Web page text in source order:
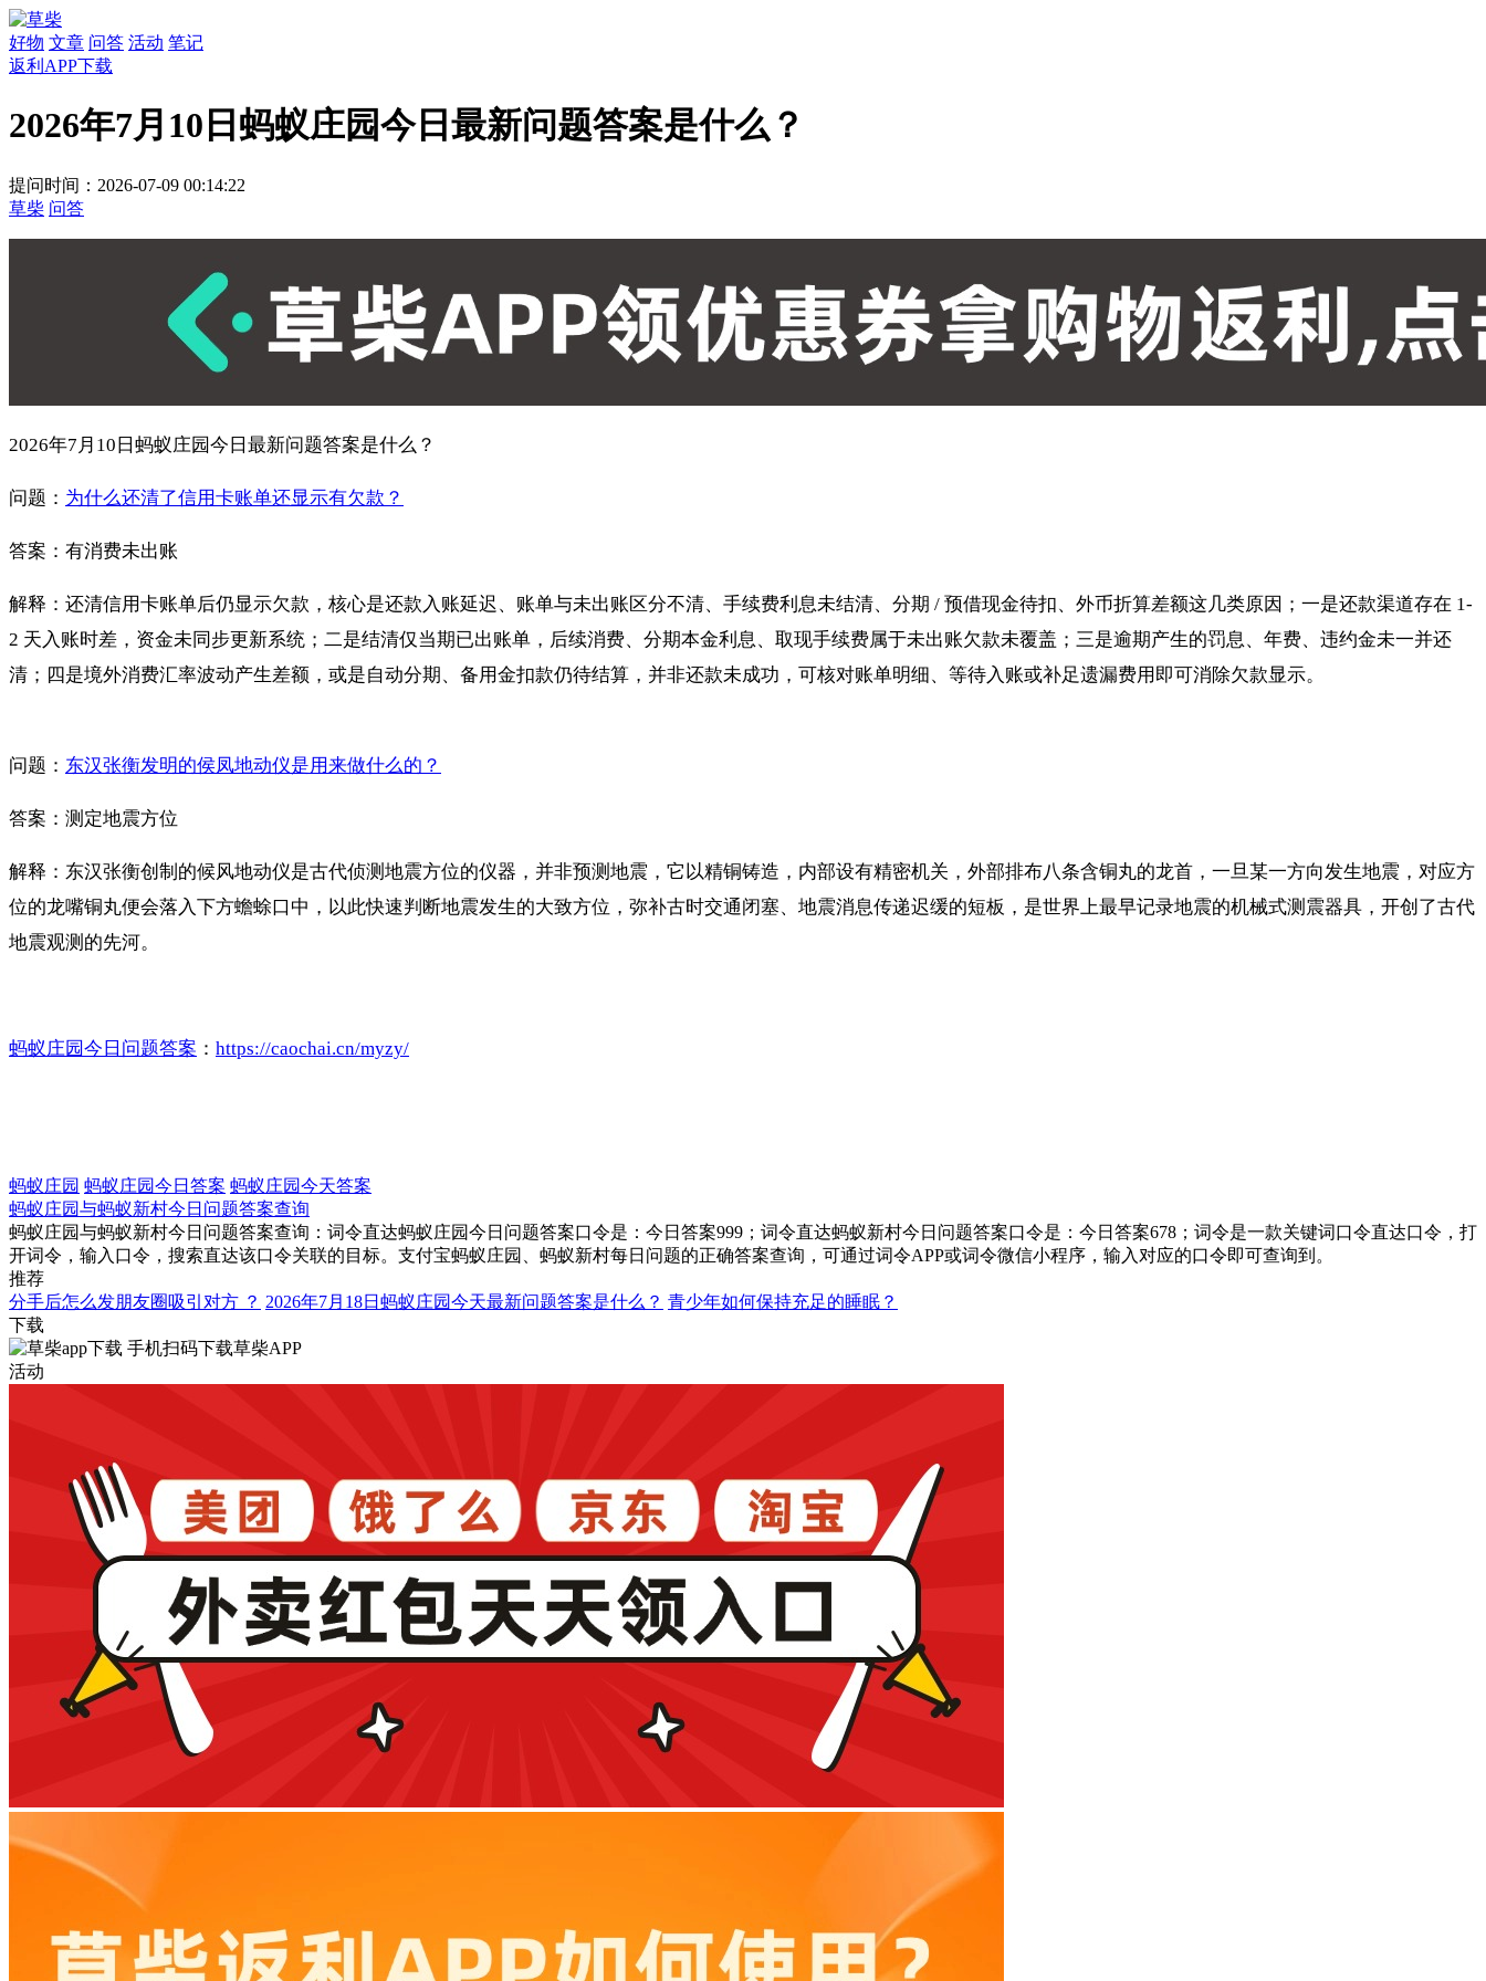
好物 文章 问答 活动 笔记
返利APP下载
2026年7月10日蚂蚁庄园今日最新问题答案是什么？
提问时间：2026-07-09 00:14:22
草柴 问答
2026年7月10日蚂蚁庄园今日最新问题答案是什么？
问题： 为什么还清了信用卡账单还显示有欠款？
答案：有消费未出账
解释：还清信用卡账单后仍显示欠款，核心是还款入账延迟、账单与未出账区分不清、手续费利息未结清、分期 / 预借现金待扣、外币折算差额这几类原因；一是还款渠道存在 1-
2 天入账时差，资金未同步更新系统；二是结清仅当期已出账单，后续消费、分期本金利息、取现手续费属于未出账欠款未覆盖；三是逾期产生的罚息、年费、违约金未一并还
清；四是境外消费汇率波动产生差额，或是自动分期、备用金扣款仍待结算，并非还款未成功，可核对账单明细、等待入账或补足遗漏费用即可消除欠款显示。
问题： 东汉张衡发明的侯凤地动仪是用来做什么的？
答案：测定地震方位
解释：东汉张衡创制的候风地动仪是古代侦测地震方位的仪器，并非预测地震，它以精铜铸造，内部设有精密机关，外部排布八条含铜丸的龙首，一旦某一方向发生地震，对应方
位的龙嘴铜丸便会落入下方蟾蜍口中，以此快速判断地震发生的大致方位，弥补古时交通闭塞、地震消息传递迟缓的短板，是世界上最早记录地震的机械式测震器具，开创了古代
地震观测的先河。
蚂蚁庄园今日问题答案 ： https://caochai.cn/myzy/
蚂蚁庄园 蚂蚁庄园今日答案 蚂蚁庄园今天答案
蚂蚁庄园与蚂蚁新村今日问题答案查询
蚂蚁庄园与蚂蚁新村今日问题答案查询：词令直达蚂蚁庄园今日问题答案口令是：今日答案999；词令直达蚂蚁新村今日问题答案口令是：今日答案678；词令是一款关键词口令直达口令，打
开词令，输入口令，搜索直达该口令关联的目标。支付宝蚂蚁庄园、蚂蚁新村每日问题的正确答案查询，可通过词令APP或词令微信小程序，输入对应的口令即可查询到。
推荐
分手后怎么发朋友圈吸引对方 ？ 2026年7月18日蚂蚁庄园今天最新问题答案是什么？ 青少年如何保持充足的睡眠？
下载
手机扫码下载草柴APP
活动